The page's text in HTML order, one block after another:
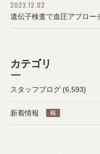
2023.12.02
遺伝子検査で血圧アプロ
カテゴリ
スタッフブログ (6,593)
新着情報 46